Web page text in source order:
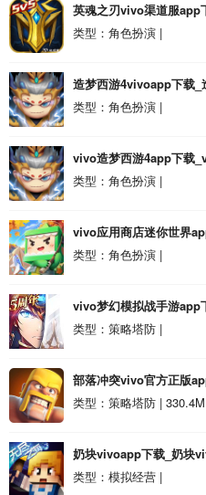
英魂之刃vivo渠道服app
服v3.4.2.0 安卓版
类型：角色扮演 |
造梦西游4vivoapp下载
v3.0.1.3 安卓版
类型：角色扮演 |
vivo造梦西游4app下载
v3.0.1.3 官方安卓版
类型：角色扮演 |
vivo应用商店迷你世界
你世界v1.41.2 官方正版
类型：角色扮演 |
vivo梦幻模拟战手游app
游v6.5.50 安卓版
类型：策略塔防 |
部落冲突vivo官方正版
方正版v16.100.1 最新安
类型：策略塔防 | 330.4M
奶块vivoapp下载_奶块
最新版安卓版
类型：模拟经营 |